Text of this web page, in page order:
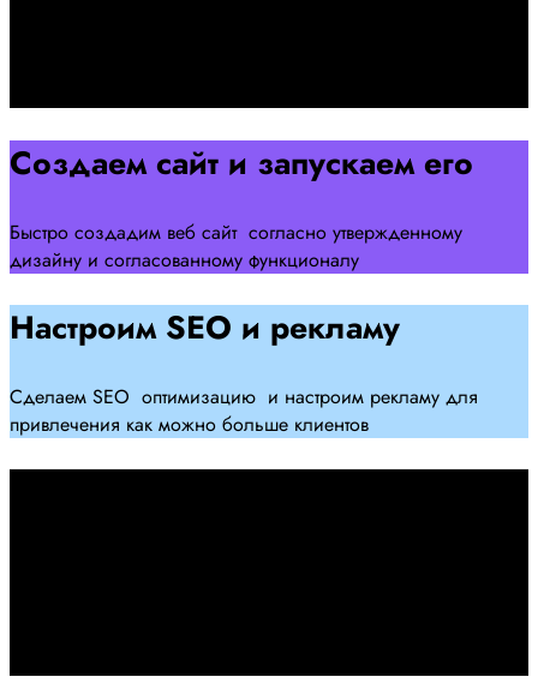
Создаем сайт и запускаем его
Быстро создадим веб сайт согласно утвержденному
дизайну и согласованному функционалу
Настроим SEO и рекламу
Сделаем SEO оптимизацию и настроим рекламу для
привлечения как можно больше клиентов